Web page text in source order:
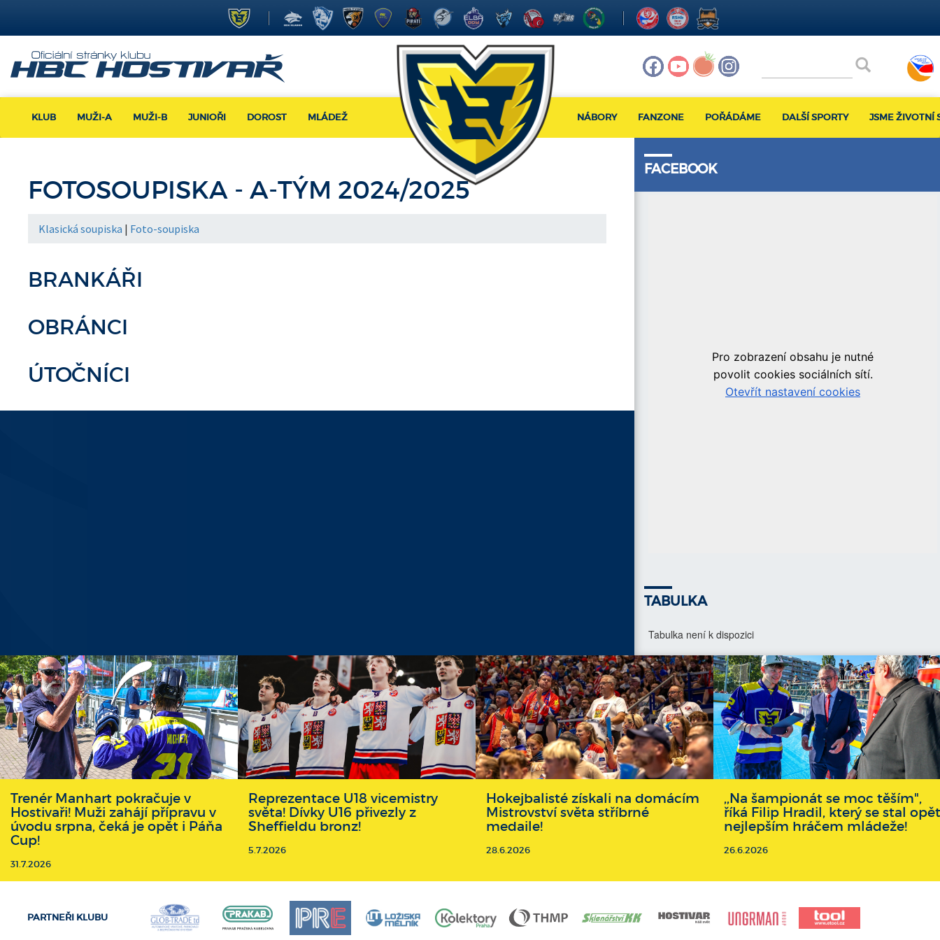
KLUB MUŽI-A MUŽI-B JUNIOŘI DOROST MLÁDEŽ NÁBORY FANZONE POŘÁDÁME DALŠÍ SPORTY JSME ŽIVOTNÍ
FOTOSOUPISKA - A-TÝM 2024/2025
Klasická soupiska | Foto-soupiska
BRANKÁŘI
OBRÁNCI
ÚTOČNÍCI
FACEBOOK
TABULKA
Tabulka není k dispozici
Trenér Manhart pokračuje v
Hostivaři! Muži zahájí přípravu v
úvodu srpna, čeká je opět i Páňa
Cup!
31.7.2026
Reprezentace U18 vicemistry
světa! Dívky U16 přivezly z
Sheffieldu bronz!
5.7.2026
Hokejbalisté získali na domácím
Mistrovství světa stříbrné
medaile!
28.6.2026
,,Na šampionát se moc těším",
říká Filip Hradil, který se stal opět
nejlepším hráčem mládeže!
26.6.2026
PARTNEŘI KLUBU